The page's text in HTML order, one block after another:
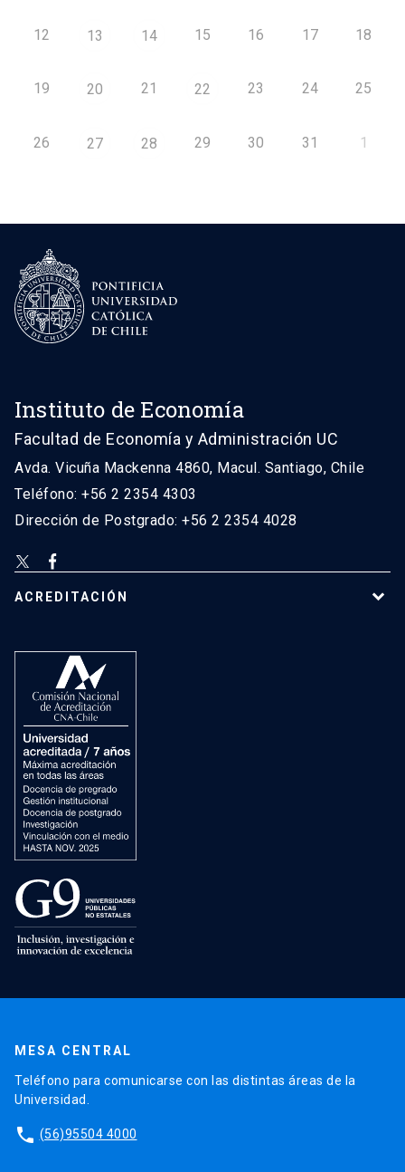
12 13 14 15 16 17 18
19 20 21 22 23 24 25
26 27 28 29 30 31 1
Instituto de Economía
Facultad de Economía y Administración UC
Avda. Vicuña Mackenna 4860, Macul. Santiago, Chile
Teléfono: +56 2 2354 4303
Dirección de Postgrado: +56 2 2354 4028
ACREDITACIÓN
MESA CENTRAL
Teléfono para comunicarse con las distintas áreas de la
Universidad.
phone (56)95504 4000